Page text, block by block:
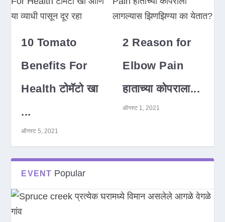
10 Tomato
Benefits For
Health टोमॅटो खा
...
ऑगस्ट 5, 2021
2 Reason for
Elbow Pain
हाताच्या कोपराला...
ऑगस्ट 1, 2021
EVENT Popular